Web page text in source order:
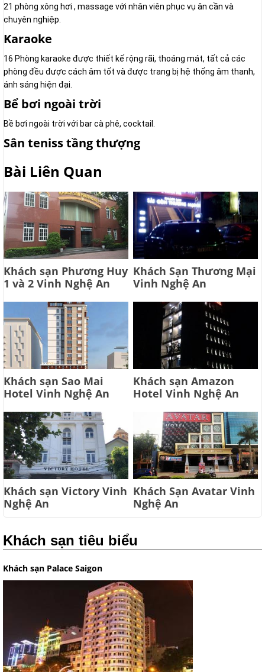
21 phòng xông hơi , massage với nhân viên phục vụ ân cần và
chuyên nghiệp.
Karaoke
16 Phòng karaoke được thiết kế rộng rãi, thoáng mát, tất cả các
phòng đều được cách âm tốt và được trang bị hệ thống âm thanh,
ánh sáng hiện đại.
Bể bơi ngoài trời
Bề bơi ngoài trời với bar cà phê, cocktail.
Sân teniss tầng thượng
Bài Liên Quan
Khách sạn Phương Huy
1 và 2 Vinh Nghệ An
Khách Sạn Thương Mại
Vinh Nghệ An
Khách sạn Sao Mai
Hotel Vinh Nghệ An
Khách sạn Amazon
Hotel Vinh Nghệ An
Khách sạn Victory Vinh
Nghệ An
Khách Sạn Avatar Vinh
Nghệ An
Khách sạn tiêu biểu
Khách sạn Palace Saigon